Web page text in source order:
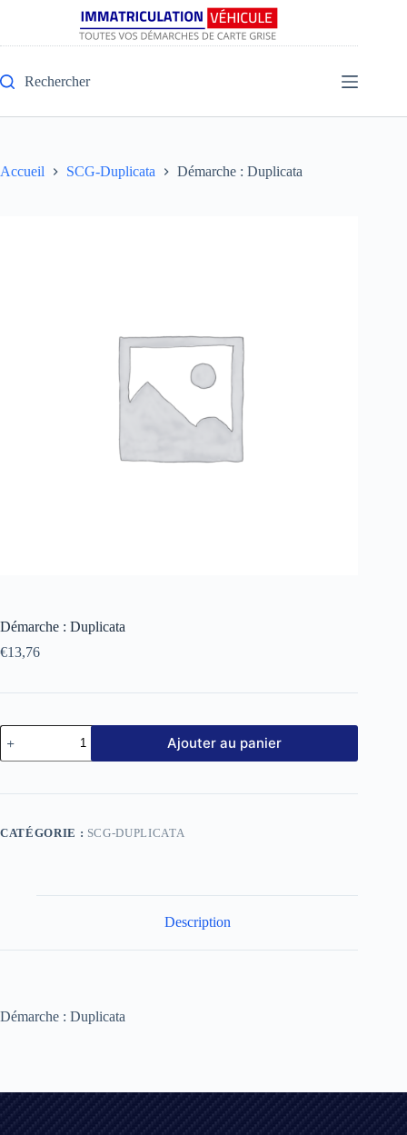
Rechercher
Accueil SCG-Duplicata Démarche : Duplicata
Démarche : Duplicata
€13,76
Ajouter au panier
CATÉGORIE : SCG-DUPLICATA
Description
Démarche : Duplicata